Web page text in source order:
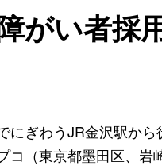
がい者採
にぎわうJR金沢駅から
コ（東京都墨田区、岩